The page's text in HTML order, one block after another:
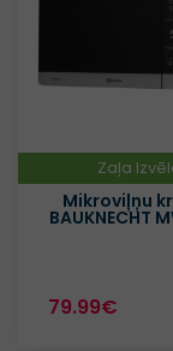
Zaļa
Mikroviļņu
BAUKNECHT
79.99€